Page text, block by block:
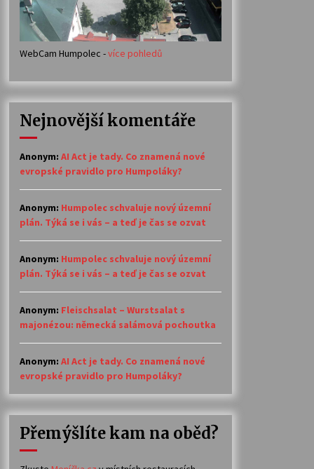
Votavžatský ploty
23. 7. 2026
14. 7. 2026
30. 6. 2026
WebCam Humpolec -více pohledů
Nejnovější komentáře
Anonym: AI Act je tady. Co znamená nové
evropské pravidlo pro Humpoláky?
Anonym: Humpolec schvaluje nový územní
plán. Týká se i vás – a teď je čas se ozvat
Anonym: Humpolec schvaluje nový územní
plán. Týká se i vás – a teď je čas se ozvat
Anonym: Fleischsalat – Wurstsalat s
majonézou: německá salámová pochoutka
Anonym: AI Act je tady. Co znamená nové
evropské pravidlo pro Humpoláky?
Přemýšlíte kam na oběd?